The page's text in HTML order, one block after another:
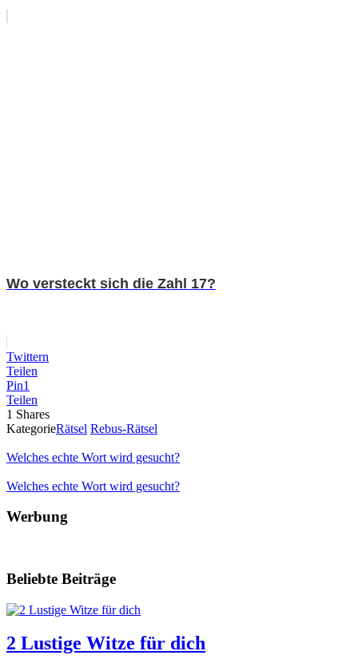
Wo versteckt sich die Zahl 17?
Twittern
Teilen
Pin1
Teilen
1 Shares
KategorieRätsel Rebus-Rätsel
Welches echte Wort wird gesucht?
Welches echte Wort wird gesucht?
Werbung
Beliebte Beiträge
2 Lustige Witze für dich